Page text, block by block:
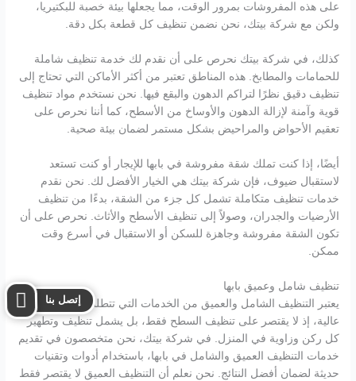
على هذه المفروشات بمرور الوقت، مما يجعلها بيئة خصبة للبكتيريا،
ولكن مع شركة بيتك، نحن نضمن تنظيف كل قطعة بكل دقة.
كذلك، في شركة بيتك نحرص على أن نقدم لك خدمة تنظيف شاملة
للحمامات والمطابخ. هذه المناطق تعتبر من أكثر الأماكن التي تحتاج إلى
تنظيف دقيق نظرًا لتراكم الدهون والبقع فيها. نحن نستخدم مواد تنظيف
قوية وآمنة لإزالة الدهون والأوساخ من الأسطح، كما أننا نحرص على
تعقيم الأحواض والمراحيض بشكل مستمر لضمان بيئة صحية.
أيضًا، إذا كنت تملك شقة مفروشة في بابها للإيجار أو كنت تستعد
لاستقبال ضيوف، فإن شركة بيتك هي الخيار الأفضل لك. نحن نقدم
خدمات تنظيف متكاملة تشمل كل جزء من الشقة، بدءًا من تنظيف
الأرضيات والجدران، وصولاً إلى تنظيف الأسطح والأثاث. نحرص على أن
تكون الشقة مفروشة وجاهزة للسكن أو الاستقبال في أسرع وقت
ممكن.
تنظيف شامل وعميق بابها
يعتبر التنظيف الشامل والعميق من الخدمات التي تتطلب خبرة ومهارة
عالية، إذ لا يقتصر على تنظيف السطح فقط، بل يشمل تنظيف وتطهير
كل ركن وزاوية في المنزل. في شركة بيتك، نحن متخصصون في تقديم
خدمات التنظيف العميق والشامل في بابها، باستخدام أدوات وتقنيات
حديثة لضمان أفضل النتائج. نحن نعلم أن التنظيف العميق لا يقتصر فقط
إتصل بنا